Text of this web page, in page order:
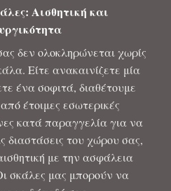
Αισθητική και
δεν ολοκληρώνεται χωρίς
Είτε ανακαινίζετε μία
ένα σοφιτά, διαθέτουμε
έτοιμες εσωτερικές
κατά παραγγελία για να
διαστάσεις του χώρου σας,
με την ασφάλεια
σκάλες μας μπορούν να